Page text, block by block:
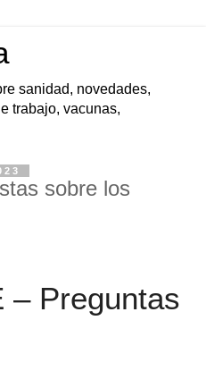
sanidad, novedades,
trabajo, vacunas,
sobre los
– Preguntas